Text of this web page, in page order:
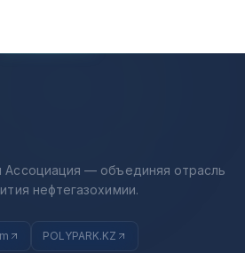
Ассоциация — объединяя отрасль
нефтегазохимии.
POLYPARK.KZ